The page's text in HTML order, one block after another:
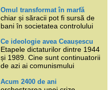
Omul transformat în marfă
chiar și săracii pot fi sursă de
bani în societatea controlului
Ce ideologie avea Ceaușescu
Etapele dictaturilor dintre 1944
și 1989. Cine sunt continuatorii
de azi ai comunismului
Acum 2400 de ani